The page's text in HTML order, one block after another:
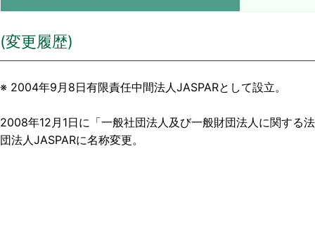
(変更履歴)
※ 2004年9月8日有限責任中間法人JASPARとして設立。
2008年12月1日に「一般社団法人及び一般財団法人に関する
団法人JASPARに名称変更。